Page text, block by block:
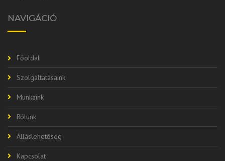
NAVIGÁCIÓ
Főoldal
Szolgáltatásaink
Munkáink
Rólunk
Álláslehetőség
Kapcsolat